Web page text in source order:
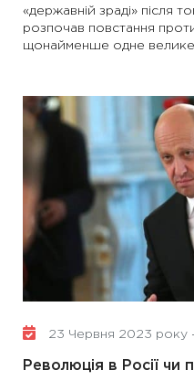
«державній зраді» після
розпочав повстання
щонайменше одне велике
23 Червня 2023 року -
Революція в Росії чи